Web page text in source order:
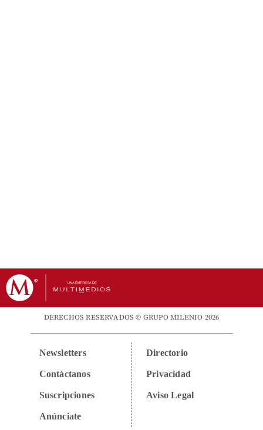
DERECHOS RESERVADOS © GRUPO MILENIO 2026
Newsletters
Contáctanos
Suscripciones
Anúnciate
Directorio
Privacidad
Aviso Legal